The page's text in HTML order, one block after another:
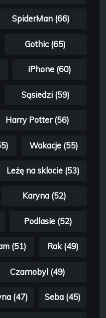
SpiderMan (66)
Gothic (65)
iPhone (60)
Sąsiedzi (59)
Harry Potter (56)
Wakacje (55)
Leżę na sklocie (53)
Karyna (52)
Podlasie (52)
(51) Rak (49)
Czarnobyl (49)
(47) Seba (45)